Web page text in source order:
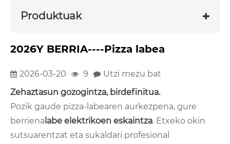
Produktuak
2026Y BERRIA----Pizza labea
2026-03-20 9
Utzi mezu bat
Zehaztasun gozogintza, birdefinitua.
Pozik gaude pizza-labearen aurkezpena, gure
berriena labe elektrikoen eskaintza. Etxeko okin
sutsuarentzat eta sukaldari profesional